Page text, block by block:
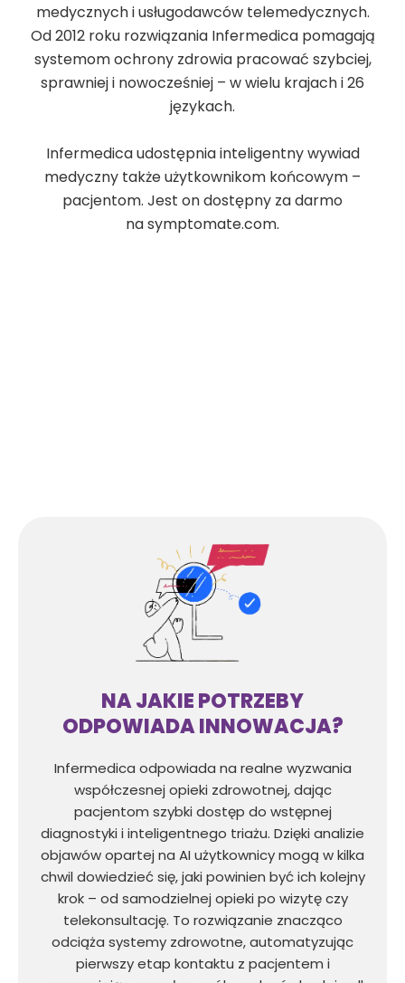
medycznych i usługodawców telemedycznych.
Od 2012 roku rozwiązania Infermedica pomagają
systemom ochrony zdrowia pracować szybciej,
sprawniej i nowocześniej – w wielu krajach i 26
językach.
Infermedica udostępnia inteligentny wywiad
medyczny także użytkownikom końcowym –
pacjentom. Jest on dostępny za darmo
na symptomate.com.
NA JAKIE POTRZEBY
ODPOWIADA INNOWACJA?
Infermedica odpowiada na realne wyzwania
współczesnej opieki zdrowotnej, dając
pacjentom szybki dostęp do wstępnej
diagnostyki i inteligentnego triażu. Dzięki analizie
objawów opartej na AI użytkownicy mogą w kilka
chwil dowiedzieć się, jaki powinien być ich kolejny
krok – od samodzielnej opieki po wizytę czy
telekonsultację. To rozwiązanie znacząco
odciąża systemy zdrowotne, automatyzując
pierwszy etap kontaktu z pacjentem i